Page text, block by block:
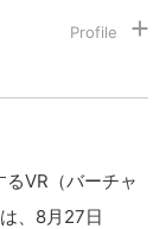
をカジュアルに
。スマホゲーム×
VR（バーチャ
、8月27日